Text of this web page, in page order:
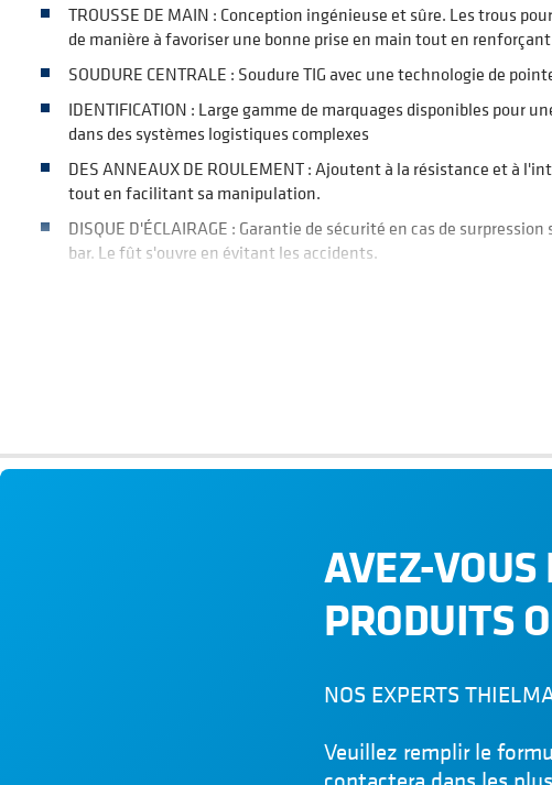
TROUSSE DE MAIN : Conception ingénieuse et sûre. Les trous
de manière à favoriser une bonne prise en main tout en
SOUDURE CENTRALE : Soudure TIG avec une technologie de
IDENTIFICATION : Large gamme de marquages disponibles pour
dans des systèmes logistiques complexes
DES ANNEAUX DE ROULEMENT : Ajoutent à la résistance et à
tout en facilitant sa manipulation.
DISQUE D'ÉCLAIRAGE : Garantie de sécurité en cas de
bar. Le fût s'ouvre en évitant les accidents.
Notre propre production de cols, au moyen d'un procédé de forgeage à
AVEZ-VOUS
PRODUITS
NOS EXPERTS
Veuillez remplir le